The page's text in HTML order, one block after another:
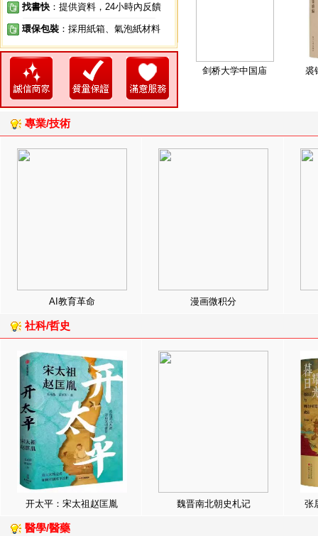
找書快 ：提供資料，24小時內反饋
環保包裝 ：採用紙箱、氣泡紙材料
剑桥大学中国庙 裘
專業/技術
AI教育革命 漫画微积分
社科/哲史
开太平：宋太祖赵匡胤 魏晋南北朝史札记 张
醫學/醫藥